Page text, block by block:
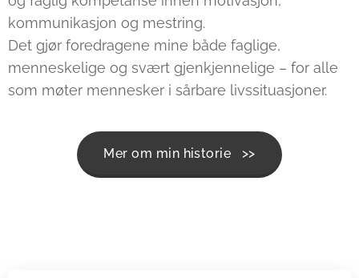
kommunikasjon og mestring.
Det gjør foredragene mine både faglige,
menneskelige og svært gjenkjennelige – for alle
som møter mennesker i sårbare livssituasjoner.
Mer om min historie >>